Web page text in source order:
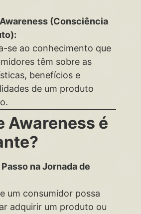
(Consciência
se ao conhecimento que
têm sobre as
benefícios e
de um produto
Awareness é
na Jornada de
um consumidor possa
adquirir um produto ou